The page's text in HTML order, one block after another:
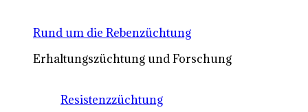
Rund um die Rebenzüchtung
Erhaltungszüchtung und Forschung
Resistenzzüchtung